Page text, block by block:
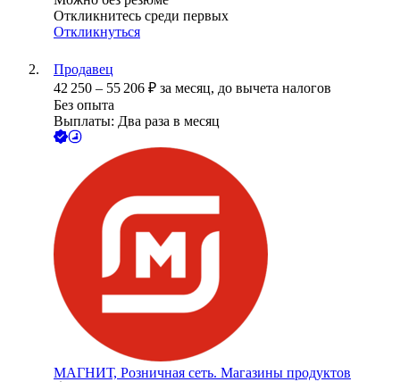
Откликнитесь среди первых
Откликнуться
Продавец
42 250 – 55 206 ₽ за месяц, до вычета налогов
Без опыта
Выплаты: Два раза в месяц
МАГНИТ, Розничная сеть. Магазины продуктов